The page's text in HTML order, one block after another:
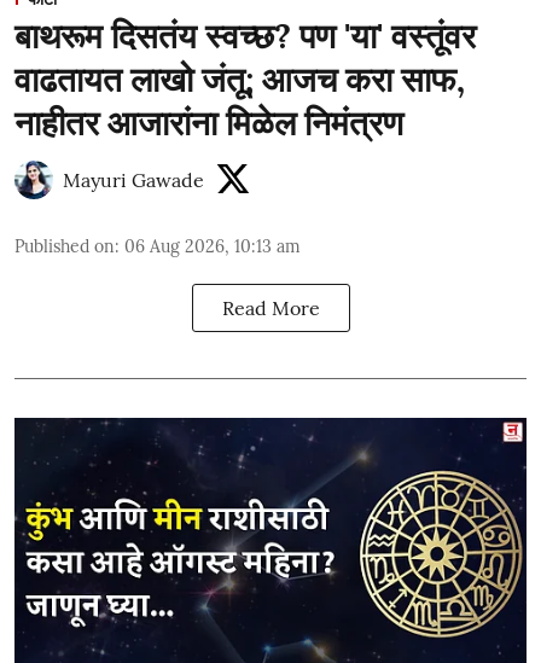
बाथरूम दिसतंय स्वच्छ? पण 'या' वस्तूंवर
वाढतायत लाखो जंतू; आजच करा साफ,
नाहीतर आजारांना मिळेल निमंत्रण
Mayuri Gawade
Published on: 06 Aug 2026, 10:13 am
Read More